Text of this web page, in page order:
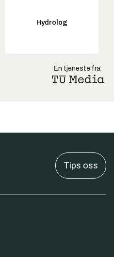
Hydrolog
En tjeneste fra
Tips oss